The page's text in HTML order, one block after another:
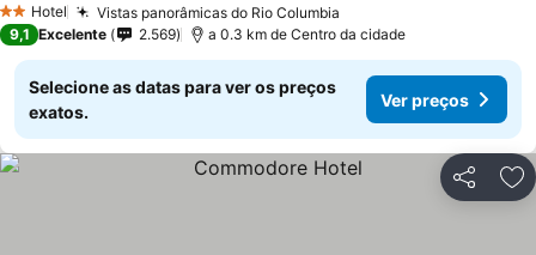
2 Estrelas
Hotel Vistas panorâmicas do Rio Columbia
9,1 Excelente 2.569 a 0.3 km de Centro da cidade
Selecione as datas para ver os preços
exatos.
Ver preços
Partilhar